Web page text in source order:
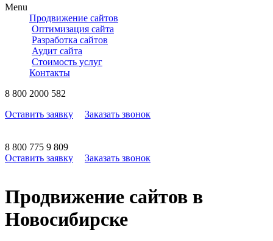
Menu
Продвижение сайтов
Оптимизация сайта
Разработка сайтов
Аудит сайта
Стоимость услуг
Контакты
8 800 2000 582
Оставить заявку
Заказать звонок
8 800 775 9 809
Оставить заявку
Заказать звонок
Продвижение сайтов в
Новосибирске